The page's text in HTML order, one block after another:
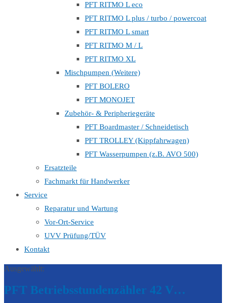
PFT RITMO L eco
PFT RITMO L plus / turbo / powercoat
PFT RITMO L smart
PFT RITMO M / L
PFT RITMO XL
Mischpumpen (Weitere)
PFT BOLERO
PFT MONOJET
Zubehör- & Peripheriegeräte
PFT Boardmaster / Schneidetisch
PFT TROLLEY (Kippfahrwagen)
PFT Wasserpumpen (z.B. AVO 500)
Ersatzteile
Fachmarkt für Handwerker
Service
Reparatur und Wartung
Vor-Ort-Service
UVV Prüfung/TÜV
Kontakt
Ausgewählt:
PFT Betriebsstundenzähler 42 V…